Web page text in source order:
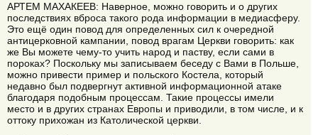
АРТЕМ МАХАКЕЕВ: Наверное, можно говорить и о других
последствиях вброса такого рода информации в медиасферу.
Это ещё один повод для определенных сил к очередной
антицерковной кампании, повод врагам Церкви говорить: как
же Вы можете чему-то учить народ и паству, если сами в
пороках? Поскольку мы записываем беседу с Вами в Польше,
можно привести пример и польского Костела, который
недавно был подвергнут активной информационной атаке
благодаря подобным процессам. Такие процессы имели
место и в других странах Европы и приводили, в том числе, и к
оттоку прихожан из Католической церкви.